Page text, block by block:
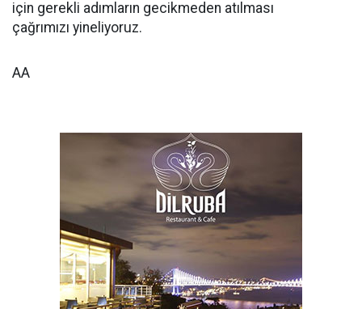
için gerekli adımların gecikmeden atılması
çağrımızı yineliyoruz.
AA